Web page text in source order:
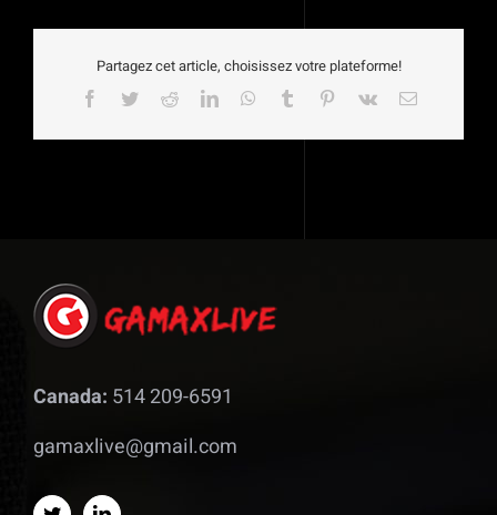
Partagez cet article, choisissez votre plateforme!
Facebook
TwitterRedditLinkedInWhatsApp
Tumblr Pinterest
Vk Email
Canada: 514 209-6591
gamaxlive@gmail.com